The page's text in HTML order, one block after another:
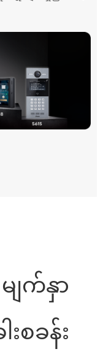
ျက်နှာ
စခန်း